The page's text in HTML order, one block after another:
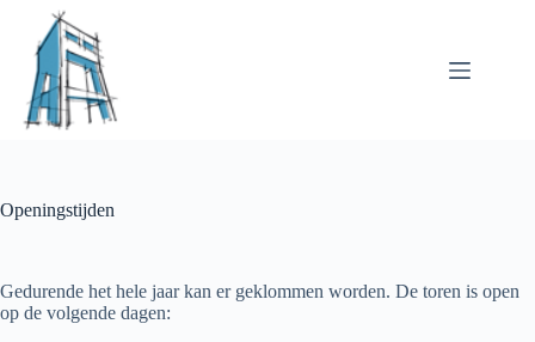
inhoud
Openingstijden
Gedurende het hele jaar kan er geklommen worden. De toren is open
op de volgende dagen: